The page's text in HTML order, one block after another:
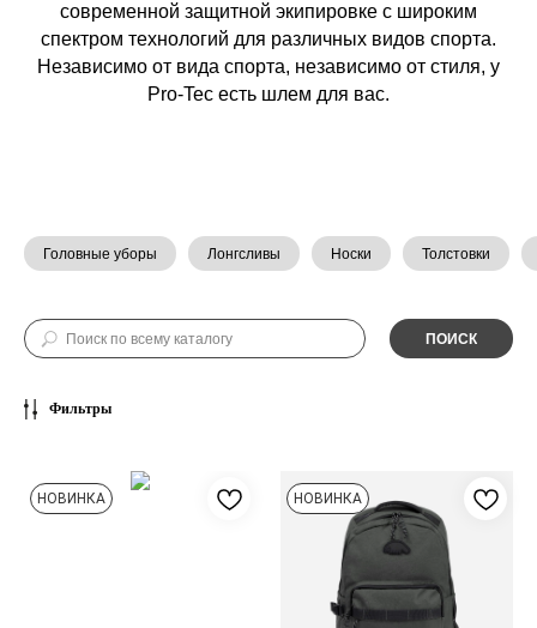
современной защитной экипировке с широким
спектром технологий для различных видов спорта.
Независимо от вида спорта, независимо от стиля, у
Pro-Tec есть шлем для вас.
Головные уборы Лонгсливы Носки Толстовки
ПОИСК
Фильтры
НОВИНКА НОВИНКА